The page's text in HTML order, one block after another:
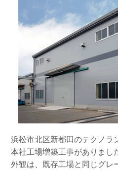
浜松市北区新都田のテクノラ
本社工場増築工事がありまし
外観は、既存工場と同じグレ